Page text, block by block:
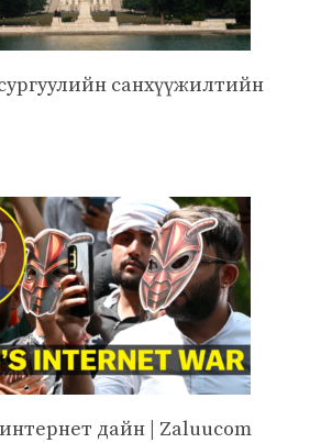
санхүүжилтийн
дайн | Zaluucom